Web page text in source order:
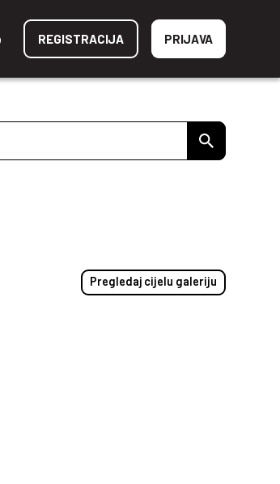
REGISTRACIJA PRIJAVA
Pregledaj cijelu galeriju